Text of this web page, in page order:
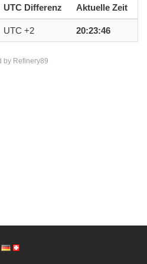
UTC Differenz Aktuelle Zeit
UTC +2 20:23:46
by Refinery89